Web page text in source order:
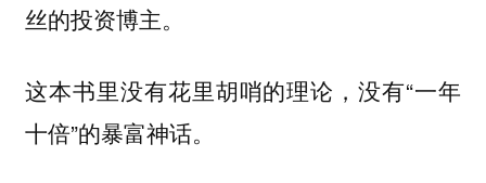
丝的投资博主。
这本书里没有花里胡哨的理论，没有“一年
十倍”的暴富神话。